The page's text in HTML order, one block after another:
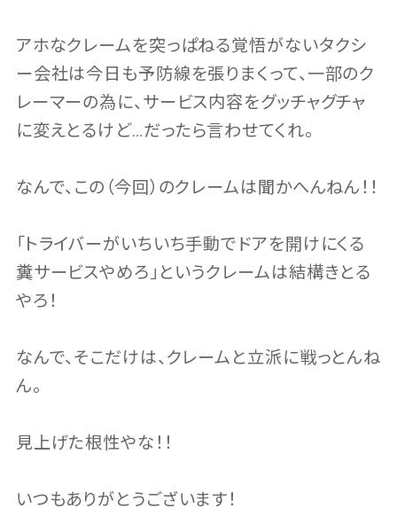
アホなクレームを突っぱねる覚悟がないタクシ
ー会社は今日も予防線を張りまくって、一部のク
レーマーの為に、サービス内容をグッチャグチャ
に変えとるけど…だったら言わせてくれ。
なんで、この（今回）のクレームは聞かへんねん！！
「トライバーがいちいち手動でドアを開けにくる
糞サービスやめろ」というクレームは結構きとる
やろ！
なんで、そこだけは、クレームと立派に戦っとんね
ん。
見上げた根性やな！！
いつもありがとうございます！